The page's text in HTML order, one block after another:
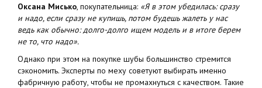
Оксана Мисько, покупательница: «Я в этом убедилась: сразу
и надо, если сразу не купишь, потом будешь жалеть у нас
ведь как обычно: долго-долго ищем модель и в итоге берем
не то, что надо».
Однако при этом на покупке шубы большинство стремится
сэкономить. Эксперты по меху советуют выбирать именно
фабричную работу, чтобы не промахнуться с качеством. Такие